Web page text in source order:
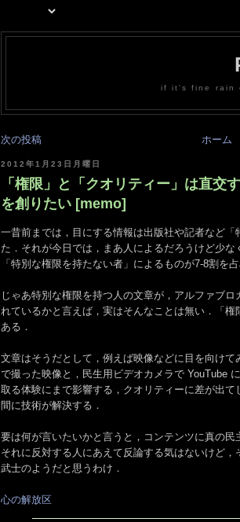
if it's fine rain
次の投稿 ホーム
2012年1月23日月曜日
「権限」と「クオリティー」は直交
を創りたい [memo]
一昔前までは，目にする情報は出版社や記者など
た．それが今日では，まあ人によるだろうけど少
「特別な権限を持たない者」によるものが7-8割を
じゃあ特別な権限を持つ人の文章が，アルファブ
れているかと言えば，実はそんなことは無い．「
ある．
文章はそうだとして，例えば映像などに目を向け
で撮った映像と，民生用ビデオカメラで YouTube
取る体験にまで影響する，クオリティーに差が出
間に技術が解決する．
要は何が言いたいかと言うと，コンテンツに真の民
それに反対する人にあえて反論する気はないけど
武士のようだと思うわけ．
心の解放区